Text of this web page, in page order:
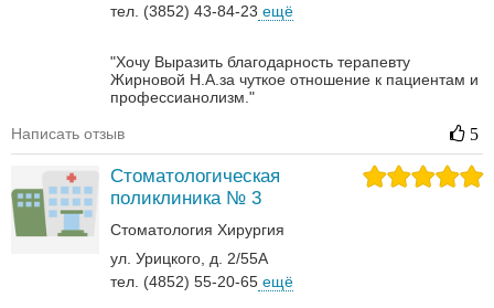
тел. (3852) 43-84-23 ещё
"Хочу Выразить благодарность терапевту
Жирновой Н.А.за чуткое отношение к пациентам и
профессианолизм."
Написать отзыв 5
Стоматологическая
поликлиника № 3
Стоматология Хирургия‎
ул. Урицкого, д. 2/55А
тел. (4852) 55-20-65 ещё